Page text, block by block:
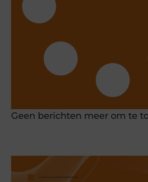
Geen berichten meer om te